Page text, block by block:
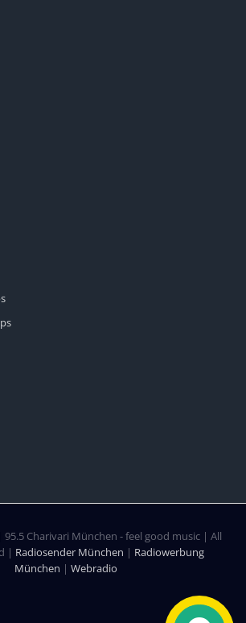
Charivari München - feel good music | All
| Radiosender München | Radiowerbung
München | Webradio